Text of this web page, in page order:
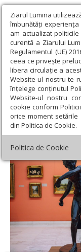
Ziarul Lumina
îmbunătăți experiența
am actualizat
curentă a Ziarului
Regulamentul (UE)
ceea ce privește
libera circulație a
Website-ul nostru te
înțelege conținutul
Website-ul nostru
cookie conform
orice moment
din Politica de Cookie.
Politica de Cookie
Ziarul Lumina ›
gratuită la muzeu
Miercurea